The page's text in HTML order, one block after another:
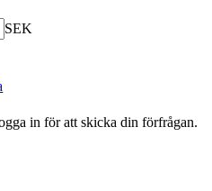
SEK
in för att skicka din förfrågan.